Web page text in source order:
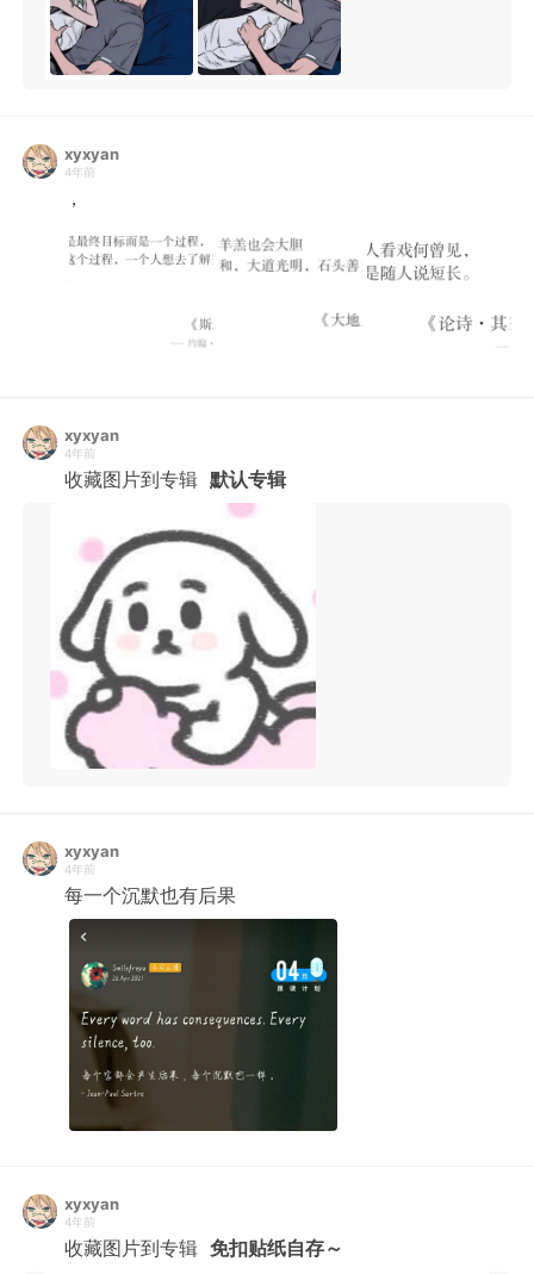
xyxyan
4年前
，
xyxyan
4年前
收藏图片到专辑 默认专辑
xyxyan
4年前
每一个沉默也有后果
xyxyan
4年前
收藏图片到专辑 免扣贴纸自存～